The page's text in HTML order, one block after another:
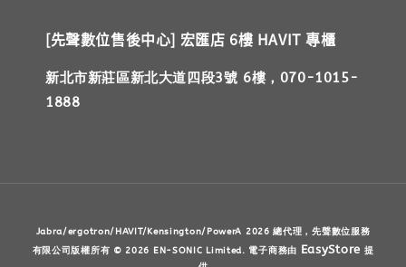
[先聲數位售後中心] 宏匯店 6樓 HAVIT 專櫃
新北市新莊區新北大道四段3號 6樓，070-1015-
1888
Jabra/ergotron/HAVIT/Kensington/PowerA 2026 總代理，先聲數位服務
有限公司版權所有 © 2026 EN-SONIC Limited. 電子商務由 EasyStore 提